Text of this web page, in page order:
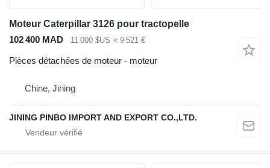
Moteur Caterpillar 3126 pour tractopelle
102 400 MAD
11 000 $US ≈ 9 521 €
Pièces détachées de moteur - moteur
Chine, Jining
JINING PINBO IMPORT AND EXPORT CO.,LTD.